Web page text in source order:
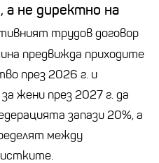
не директно на
трудов договор
предвижда приходите
през 2026 г. и
жени през 2027 г. да
запази 20%, а
между